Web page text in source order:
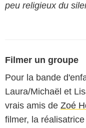
peu religieux du
Filmer un groupe
Pour la bande
Laura/Michaël et
vrais amis de Zoé
filmer, la